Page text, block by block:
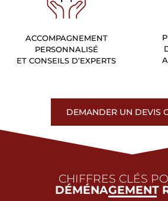
ACCOMPAGNEMENT
PERSONNALISÉ
ET CONSEILS D’EXPERTS
DEMANDER UN DEVIS
CHIFFRES CLÉS
DÉMÉNAGEMENT